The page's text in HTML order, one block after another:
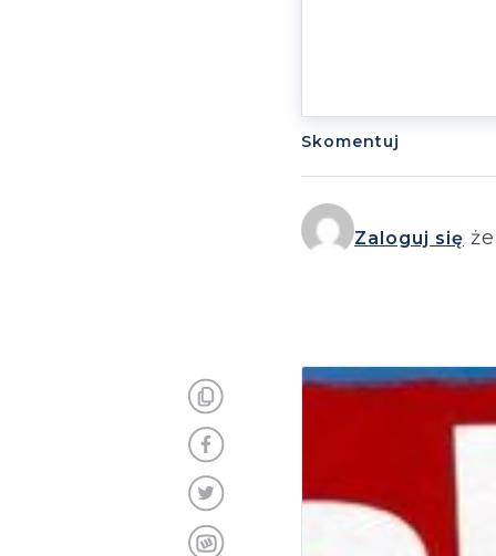
Skomentuj
Zaloguj się